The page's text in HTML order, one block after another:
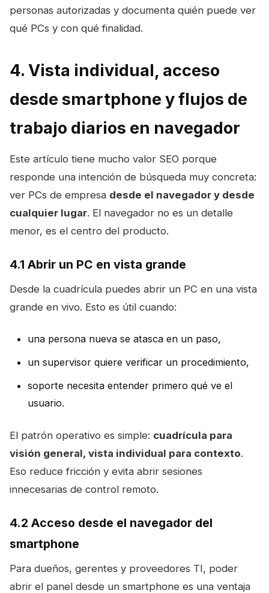
personas autorizadas y documenta quién puede ver
qué PCs y con qué finalidad.
4. Vista individual, acceso
desde smartphone y flujos de
trabajo diarios en navegador
Este artículo tiene mucho valor SEO porque
responde una intención de búsqueda muy concreta:
ver PCs de empresa desde el navegador y desde
cualquier lugar. El navegador no es un detalle
menor, es el centro del producto.
4.1 Abrir un PC en vista grande
Desde la cuadrícula puedes abrir un PC en una vista
grande en vivo. Esto es útil cuando:
una persona nueva se atasca en un paso,
un supervisor quiere verificar un procedimiento,
soporte necesita entender primero qué ve el
usuario.
El patrón operativo es simple: cuadrícula para
visión general, vista individual para contexto.
Eso reduce fricción y evita abrir sesiones
innecesarias de control remoto.
4.2 Acceso desde el navegador del
smartphone
Para dueños, gerentes y proveedores TI, poder
abrir el panel desde un smartphone es una ventaja